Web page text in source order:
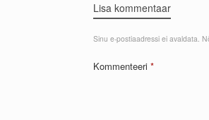
Lisa kommentaar
Sinu e-postiaadressi ei avaldata.
Kommenteeri *